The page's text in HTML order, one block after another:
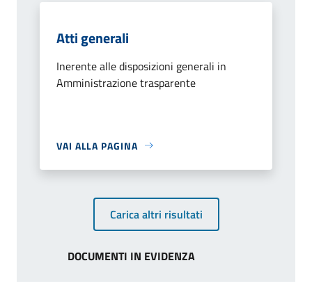
Atti generali
Inerente alle disposizioni generali in
Amministrazione trasparente
VAI ALLA PAGINA
Carica altri risultati
DOCUMENTI IN EVIDENZA